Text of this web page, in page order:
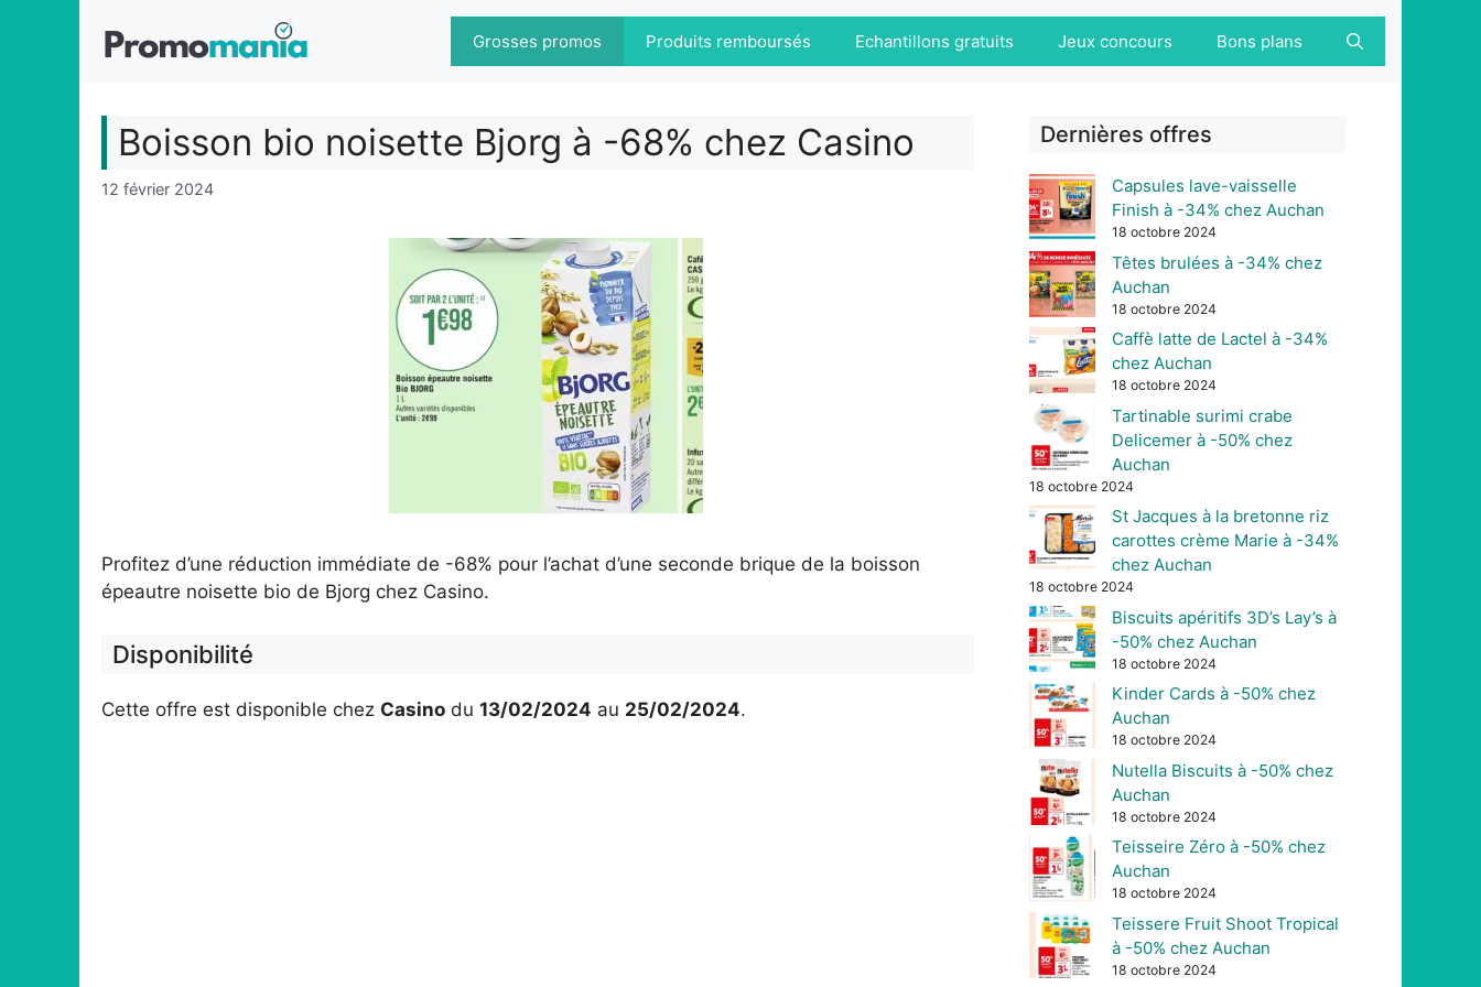
Grosses promos Produits remboursés Echantillons gratuits Jeux concours Bons plans
Boisson bio noisette Bjorg à -68% chez Casino
12 février 2024
Profitez d’une réduction immédiate de -68% pour l’achat d’une seconde brique de la boisson
épeautre noisette bio de Bjorg chez Casino.
Disponibilité
Cette offre est disponible chez Casino du 13/02/2024 au 25/02/2024.
Dernières offres
Capsules lave-vaisselle
Finish à -34% chez Auchan
18 octobre 2024
Têtes brulées à -34% chez
Auchan
18 octobre 2024
Caffè latte de Lactel à -34%
chez Auchan
18 octobre 2024
Tartinable surimi crabe
Delicemer à -50% chez
Auchan
18 octobre 2024
St Jacques à la bretonne riz
carottes crème Marie à -34%
chez Auchan
18 octobre 2024
Biscuits apéritifs 3D’s Lay’s à
-50% chez Auchan
18 octobre 2024
Kinder Cards à -50% chez
Auchan
18 octobre 2024
Nutella Biscuits à -50% chez
Auchan
18 octobre 2024
Teisseire Zéro à -50% chez
Auchan
18 octobre 2024
Teissere Fruit Shoot Tropical
à -50% chez Auchan
18 octobre 2024